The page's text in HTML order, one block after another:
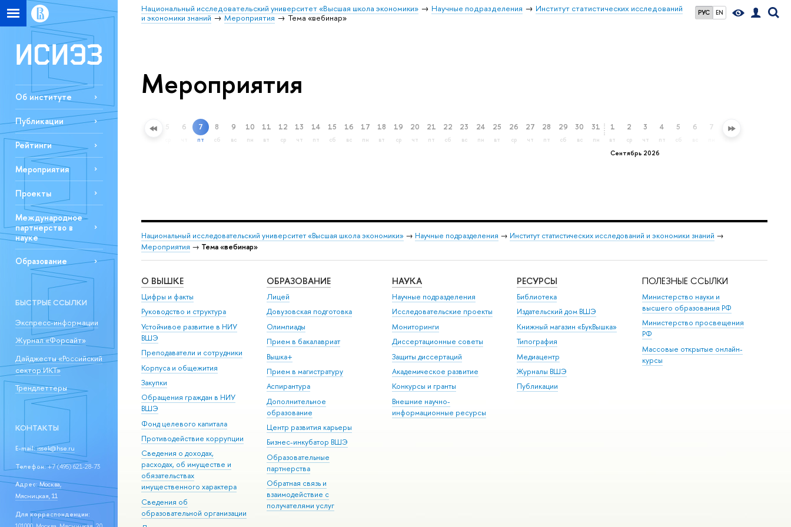
РУС EN
Национальный исследовательский университет «Высшая школа экономики» Научные подразделения
Институт статистических исследований
и экономики знаний
Мероприятия Тема «вебинар»
Об институте
Публикации
Рейтинги
Мероприятия
Проекты
Международное
партнерство в
науке
Образование
БЫСТРЫЕ ССЫЛКИ
Экспресс-информации
Журнал «Форсайт»
Дайджесты «Российский
сектор ИКТ»
Трендлеттеры
КОНТАКТЫ
E-mail:issek@hse.ru
Телефон:+7 (495) 621-28-73
Адрес: Москва,
Мясницкая, 11
Для корреспонденции:
Мероприятия
Расширенный поиск 6 7
пт
8
сб
9
вс
10
пн
11
вт
12
ср
13
чт
14
пт
15
сб
16
вс
17
пн
18
вт
19
ср
20
чт
21
пт
22
сб
23
вс
24
пн
25
вт
26
ср
27
чт
28
пт
29
сб
30
вс
31
пн
Сентябрь 2026
1
вт
2
ср
3
чт
4
пт
5
сб
6 7 8
Национальный исследовательский университет «Высшая школа экономики» → Научные подразделения → Институт статистических исследований и экономики знаний →
Мероприятия → Тема «вебинар»
О ВЫШКЕ
Цифры и факты
Руководство и структура
Устойчивое развитие в НИУ
ВШЭ
Преподаватели и сотрудники
Корпуса и общежития
Закупки
Обращения граждан в НИУ
ВШЭ
Фонд целевого капитала
Противодействие коррупции
Сведения о доходах,
расходах, об имуществе и
обязательствах
имущественного характера
Сведения об
образовательной организации
ОБРАЗОВАНИЕ
Лицей
Довузовская подготовка
Олимпиады
Прием в бакалавриат
Вышка+
Прием в магистратуру
Аспирантура
Дополнительное
образование
Центр развития карьеры
Бизнес-инкубатор ВШЭ
Образовательные
партнерства
Обратная связь и
взаимодействие с
получателями услуг
НАУКА
Научные подразделения
Исследовательские проекты
Мониторинги
Диссертационные советы
Защиты диссертаций
Академическое развитие
Конкурсы и гранты
Внешние научно-
информационные ресурсы
РЕСУРСЫ
Библиотека
Издательский дом ВШЭ
Книжный магазин «БукВышка»
Типография
Медиацентр
Журналы ВШЭ
Публикации
ПОЛЕЗНЫЕ ССЫЛКИ
Министерство науки и
высшего образования РФ
Министерство просвещения
РФ
Массовые открытые онлайн-
курсы